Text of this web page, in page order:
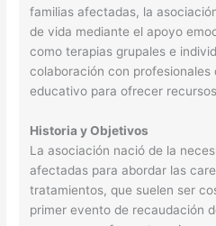
familias afectadas, la
de vida mediante el apoyo
como terapias grupales e
colaboración con profesionales
educativo para ofrecer
Historia y Objetivos
La asociación nació de la
afectadas para abordar las
tratamientos, que suelen ser
primer evento de recaudación